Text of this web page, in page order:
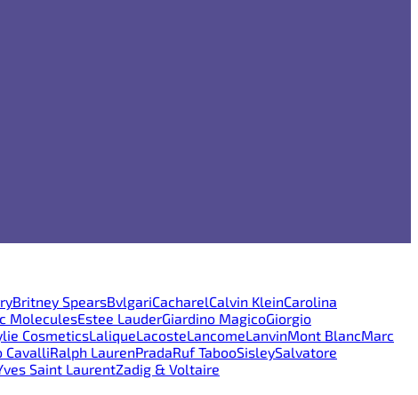
Britney SpearsBvlgariCacharelCalvin KleinCarolina
MoleculesEstee LauderGiardino MagicoGiorgio
CosmeticsLaliqueLacosteLancomeLanvinMont BlancMarc
CavalliRalph LaurenPradaRuf TabooSisleySalvatore
Saint LaurentZadig & Voltaire